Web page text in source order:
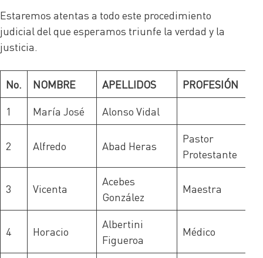
Estaremos atentas a todo este procedimiento
judicial del que esperamos triunfe la verdad y la
justicia.
No. NOMBRE APELLIDOS
PROFESIÓN
1
María José Alonso Vidal
2 Alfredo Abad Heras
Pastor
Protestante
3 Vicenta
Acebes
González
Maestra
4 Horacio
Albertini
Figueroa
Médico